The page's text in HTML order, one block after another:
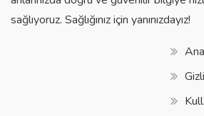
sağlıyoruz. Sağlığınız için yanınızdayız!